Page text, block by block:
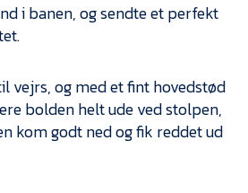
i banen, og sendte et perfekt
vejrs, og med et fint hovedstød
bolden helt ude ved stolpen,
kom godt ned og fik reddet ud